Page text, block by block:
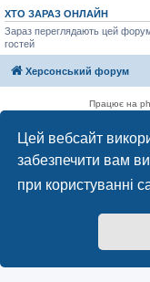
Цей вебсайт
забезпечити вам
при користуванні
ХТО ЗАРАЗ ОНЛАЙН
Зараз переглядають цей
гостей
Херсонський форум
Працює на
«Херсонський форум» –
комунікації через глобальну
Відкривайтеhf.uaта